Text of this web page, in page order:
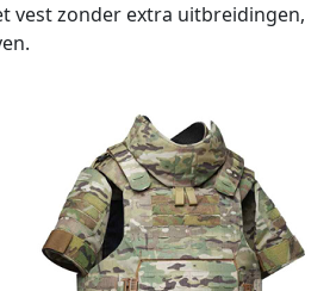
vest zonder extra uitbreidingen,